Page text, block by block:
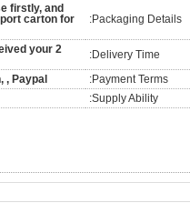
Packaging Details:
firstly, and
carton for
Delivery Time:
your
Payment Terms:
, Paypal
Supply Ability: